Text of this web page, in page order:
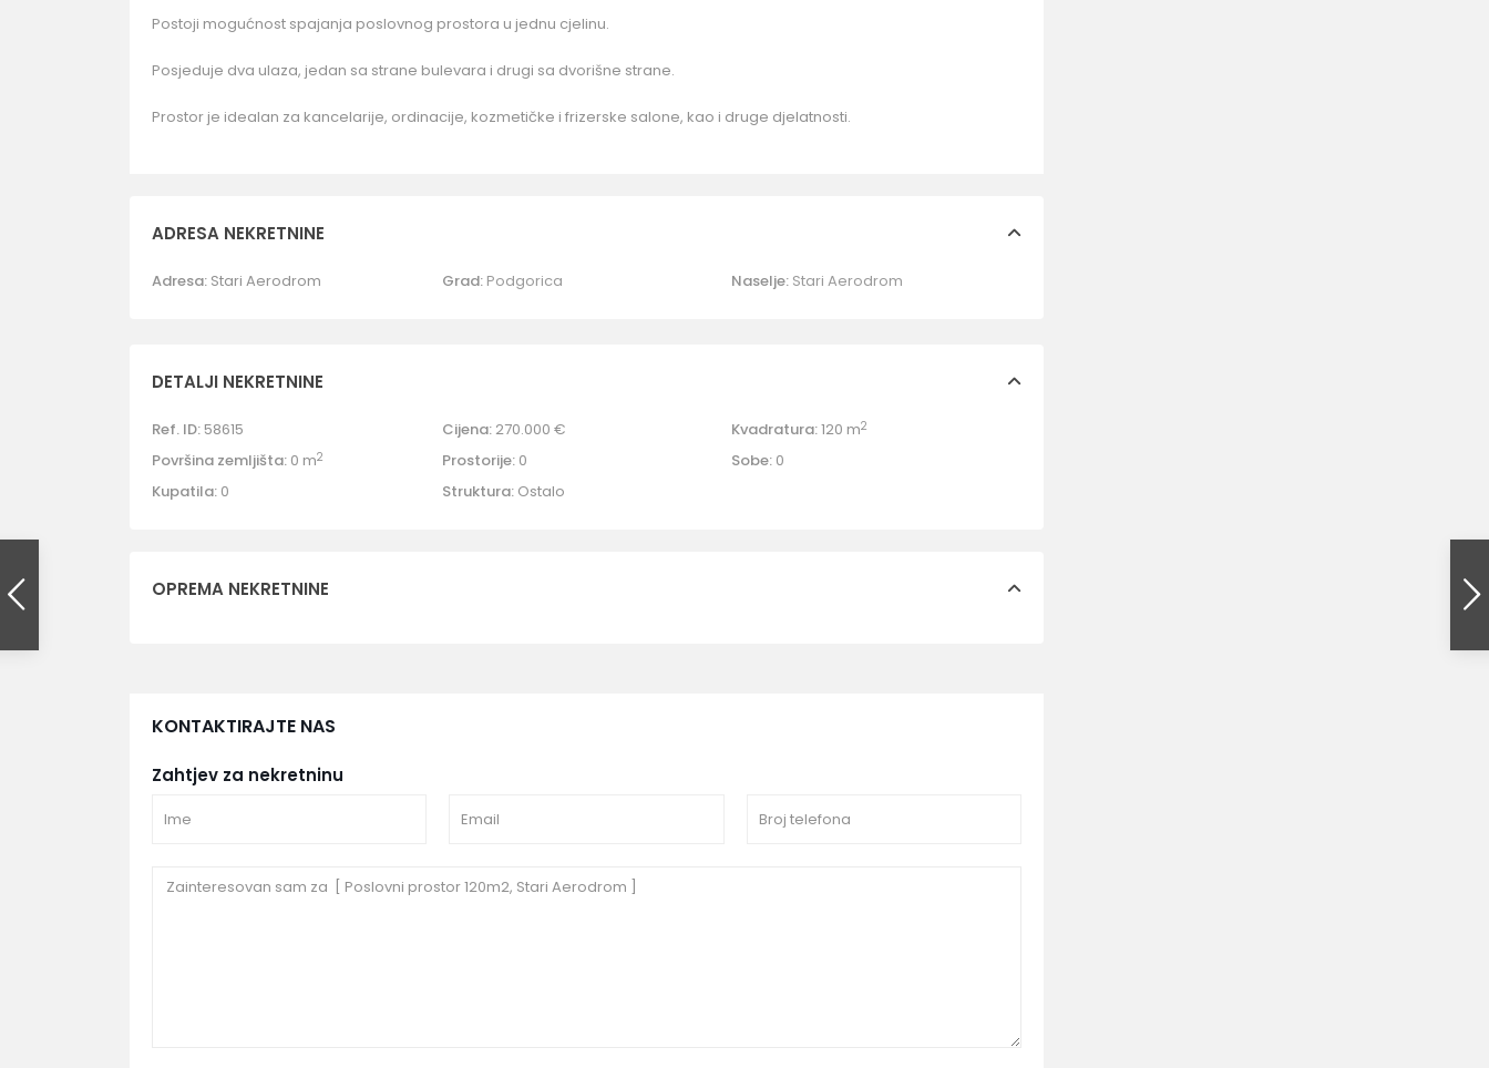
Postoji mogućnost spajanja poslovnog prostora u jednu cjelinu.
Posjeduje dva ulaza, jedan sa strane bulevara i drugi sa dvorišne strane.
Prostor je idealan za kancelarije, ordinacije, kozmetičke i frizerske salone, kao i druge djelatnosti.
ADRESA NEKRETNINE
Adresa: Stari Aerodrom Grad: Podgorica Naselje: Stari Aerodrom
DETALJI NEKRETNINE
Ref. ID: 58615 Cijena: 270.000 € Kvadratura:120 m2
Površina zemljišta: 0 m2 Prostorije:0 Sobe: 0
Kupatila: 0 Struktura:Ostalo
OPREMA NEKRETNINE
KONTAKTIRAJTE NAS
Zahtjev za nekretninu